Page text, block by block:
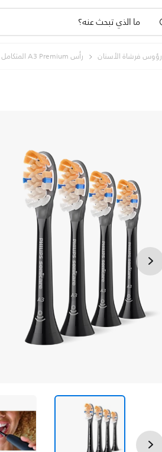
المنتجات
رؤوس فرشاة الأسنان رأس A3 Premium المتكامل